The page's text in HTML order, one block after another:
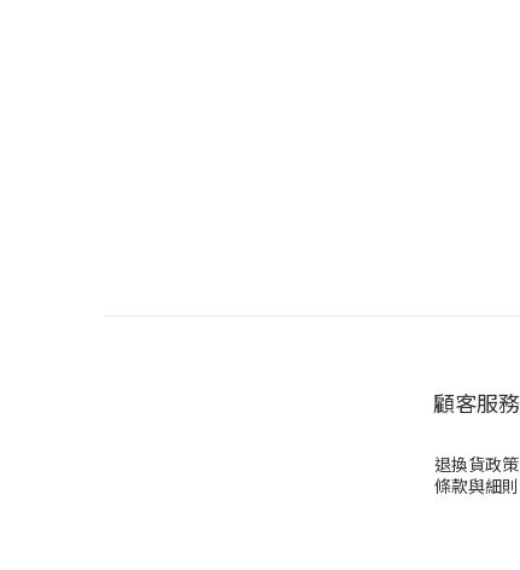
顧客服務
退換貨政策
條款與細則